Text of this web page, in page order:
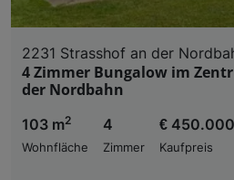
2231 Strasshof an der
4 Zimmer Bungalow im
der Nordbahn
103 m2
Wohnfläche
4
Zimmer
€
Kaufpreis